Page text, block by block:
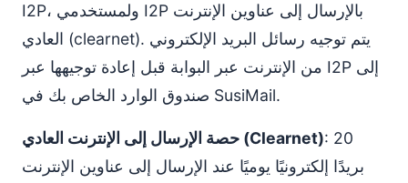
I2P، ولمستخدمي I2P بالإرسال إلى عناوين الإنترنت
العادي (clearnet). يتم توجيه رسائل البريد الإلكتروني
من الإنترنت عبر البوابة قبل إعادة توجيهها عبر I2P إلى
صندوق الوارد الخاص بك في SusiMail.
حصة الإرسال إلى الإنترنت العادي (Clearnet): 20
بريدًا إلكترونيًا يوميًا عند الإرسال إلى عناوين الإنترنت